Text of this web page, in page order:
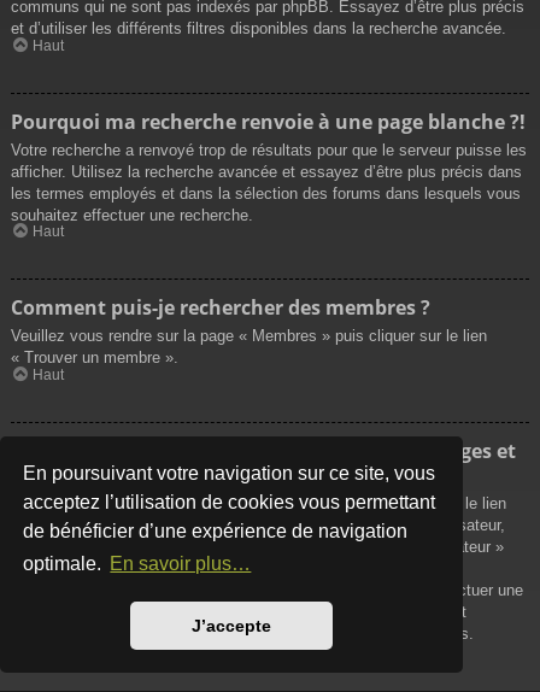
En poursuivant votre navigation sur ce site, vous
acceptez l’utilisation de cookies vous permettant
de bénéficier d’une expérience de navigation
optimale. En savoir plus…
J’accepte
communs qui ne sont pas indexés par phpBB. Essayez d’être plus précis
et d’utiliser les différents filtres disponibles dans la recherche avancée.
Haut
Pourquoi ma recherche renvoie à une page blanche ?!
Votre recherche a renvoyé trop de résultats pour que le serveur puisse les
afficher. Utilisez la recherche avancée et essayez d’être plus précis dans
les termes employés et dans la sélection des forums dans lesquels vous
souhaitez effectuer une recherche.
Haut
Comment puis-je rechercher des membres ?
Veuillez vous rendre sur la page « Membres » puis cliquer sur le lien
« Trouver un membre ».
Haut
Comment puis-je retrouver mes propres messages et
sujets ?
Vos propres messages peuvent être affichés soit en cliquant sur le lien
« Afficher vos messages » dans le panneau de contrôle de l’utilisateur,
soit en cliquant sur le lien « Rechercher les messages de l’utilisateur »
sur la page de votre propre profil ou soit en cliquant sur le menu
« Raccourcis » situé sur la partie supérieure du forum. Pour effectuer une
recherche de vos propres sujets, utilisez la recherche avancée et
remplissez convenablement les options qui vous sont disponibles.